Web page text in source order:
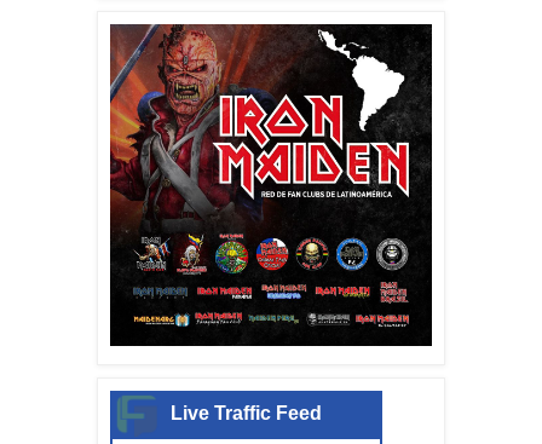
Live Traffic Feed